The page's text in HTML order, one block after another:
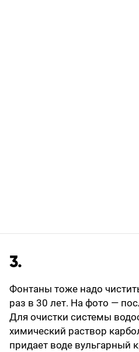
3.
Фонтаны тоже надо
раз в 30 лет. На фото —
Для очистки системы
химический раствор
придает воде вульгарный